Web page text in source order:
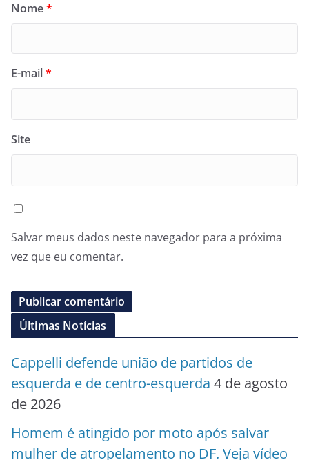
Nome*
E-mail*
Site
Salvar meus dados neste navegador para a próxima
vez que eu comentar.
Últimas Notícias
Cappelli defende união de partidos de
esquerda e de centro-esquerda 4 de agosto
de 2026
Homem é atingido por moto após salvar
mulher de atropelamento no DF. Veja vídeo